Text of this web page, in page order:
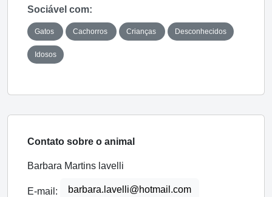
Sociável com:
Gatos Cachorros Crianças Desconhecidos
Idosos
Contato sobre o animal
Barbara Martins lavelli
E-mail: barbara.lavelli@hotmail.com